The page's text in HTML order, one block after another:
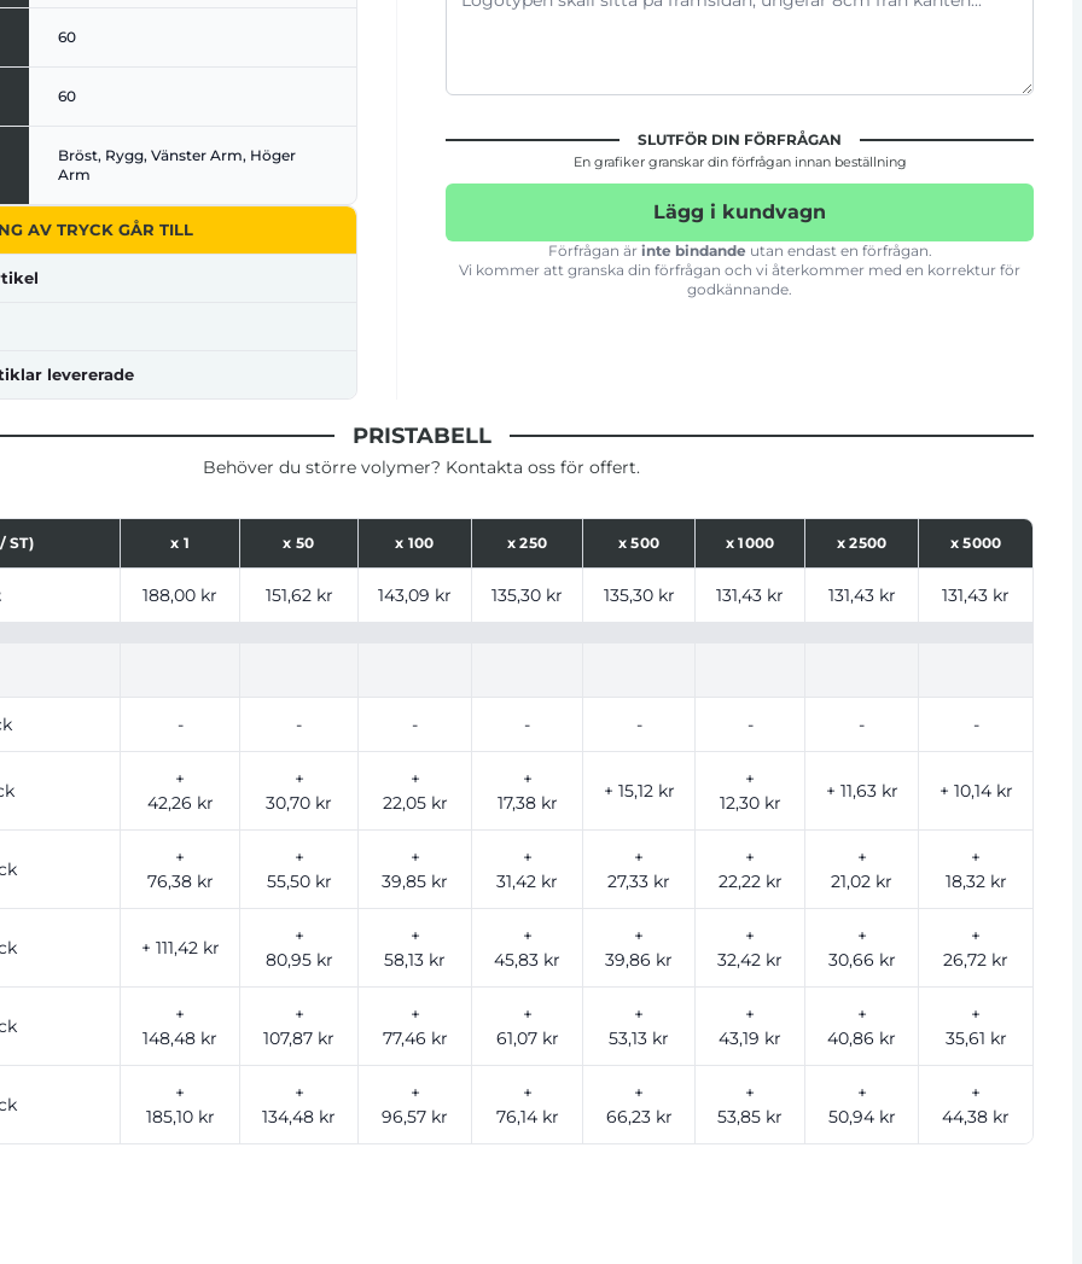
60
60
Bröst, Rygg, Vänster Arm, Höger
Arm
AV TRYCK GÅR TILL
levererade
SLUTFÖR DIN FÖRFRÅGAN
En grafiker granskar din förfrågan innan beställning
Lägg i kundvagn
Förfrågan är inte bindande utan endast en förfrågan.
Vi kommer att granska din förfrågan och vi återkommer med en korrektur för
godkännande.
PRISTABELL
Behöver du större volymer? Kontakta oss för offert.
ST) x 1 x 50 x 100 x250 x500 x1000 x2500 x5000
188,00 kr 151,62 kr 143,09 kr 135,30 kr 135,30 kr 131,43 kr 131,43 kr 131,43 kr
- - - - - - - -
+
42,26 kr
+
30,70 kr
+
22,05 kr
+
17,38 kr
+ 15,12 kr
+
12,30 kr
+ 11,63 kr + 10,14 kr
+
76,38 kr
+
55,50 kr
+
39,85 kr
+
31,42 kr
+
27,33 kr
+
22,22 kr
+
21,02 kr
+
18,32 kr
+ 111,42 kr
+
80,95 kr
+
58,13 kr
+
45,83 kr
+
39,86 kr
+
32,42 kr
+
30,66 kr
+
26,72 kr
+
148,48 kr
+
107,87 kr
+
77,46 kr
+
61,07 kr
+
53,13 kr
+
43,19 kr
+
40,86 kr
+
35,61 kr
+
185,10 kr
+
134,48 kr
+
96,57 kr
+
76,14 kr
+
66,23 kr
+
53,85 kr
+
50,94 kr
+
44,38 kr